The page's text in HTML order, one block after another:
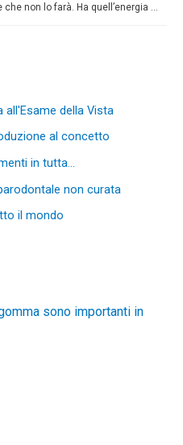
non lo farà. Ha quell’energia …
all'Esame della Vista
al concetto
in tutta…
non curata
il mondo
sono importanti in